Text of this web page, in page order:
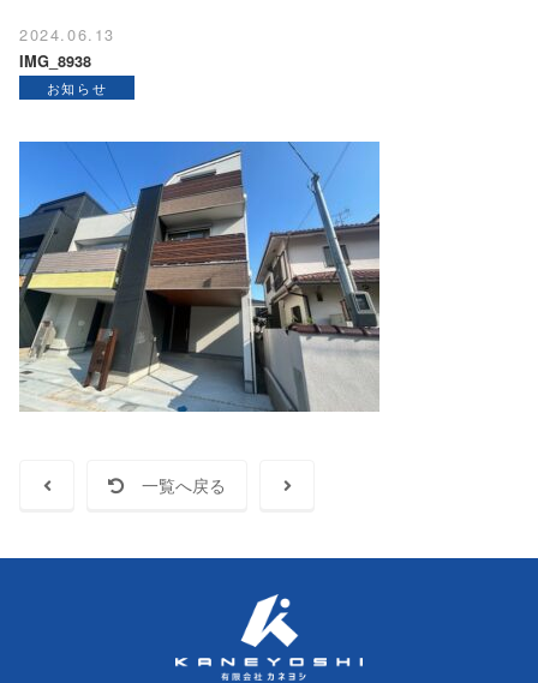
2024.06.13
IMG_8938
お知らせ
一覧へ戻る